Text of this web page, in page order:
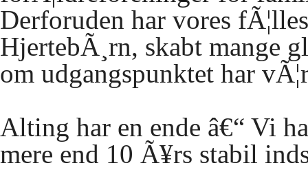
Derforuden har vores
HjertebÃ¸rn, skabt mange
om udgangspunktet har
Alting har en ende â€“ Vi
mere end 10 Ã¥rs stabil